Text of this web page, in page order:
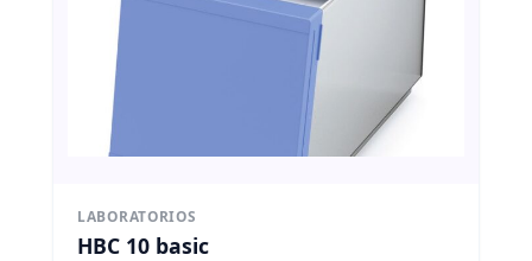
LABORATORIOS
HBC 10 basic